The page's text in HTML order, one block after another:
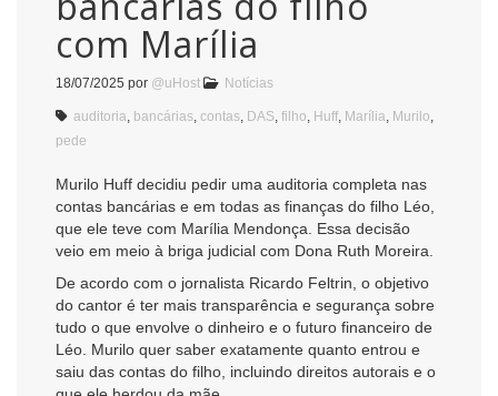
com Marília
18/07/2025 por @uHost Notícias
auditoria bancárias contas DAS filho Huff Marília Murilo
pede
Murilo Huff decidiu pedir uma auditoria completa nas
contas bancárias e em todas as finanças do filho Léo,
que ele teve com Marília Mendonça. Essa decisão
veio em meio à briga judicial com Dona Ruth Moreira.
De acordo com o jornalista Ricardo Feltrin, o objetivo
do cantor é ter mais transparência e segurança sobre
tudo o que envolve o dinheiro e o futuro financeiro de
Léo. Murilo quer saber exatamente quanto entrou e
saiu das contas do filho, incluindo direitos autorais e o